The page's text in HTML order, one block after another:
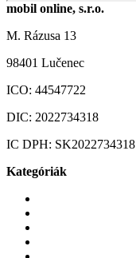
mobil online, s.r.o.
M. Rázusa 13
98401 Lučenec
ICO: 44547722
DIC: 2022734318
IC DPH: SK2022734318
Kategóriák